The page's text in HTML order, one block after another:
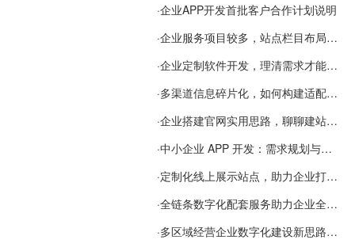
·企业APP开发首批客户合作计划说明
·企业服务项目较多，站点栏目布局规划参考思路
·企业定制软件开发，理清需求才能提升数字化落地效率
·多渠道信息碎片化，如何构建适配 AI 检索的品牌信息源
·企业搭建官网实用思路，聊聊建站容易忽视的问题
·中小企业 APP 开发：需求规划与项目落地避坑经验分享
·定制化线上展示站点，助力企业打通线上经营渠道
·全链条数字化配套服务助力企业全域线上经营
·多区域经营企业数字化建设新思路：多端载体与地域检索一体化落地思路分享